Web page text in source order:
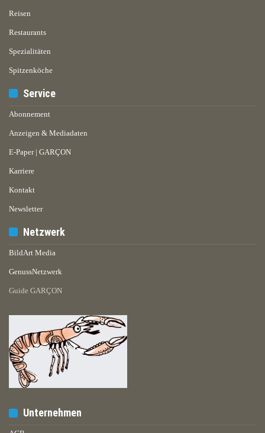
Reisen
Restaurants
Spezialitäten
Spitzenköche
Service
Abonnement
Anzeigen & Mediadaten
E-Paper | GARÇON
Karriere
Kontakt
Newsletter
Netzwerk
BildArt Media
GenussNetzwerk
Guide GARÇON
Unternehmen